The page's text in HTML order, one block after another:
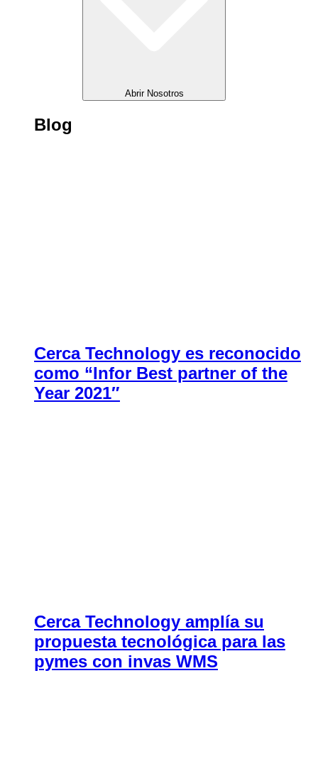
Abrir Nosotros
Blog
Cerca Technology es reconocido
como “Infor Best partner of the
Year 2021″
Cerca Technology amplía su
propuesta tecnológica para las
pymes con invas WMS